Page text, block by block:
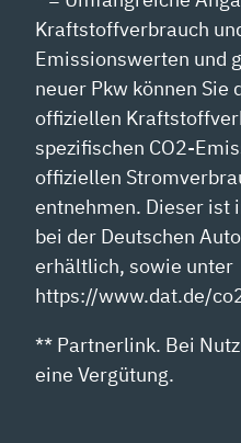
Kraftstoffverbrauch
Emissionswerten und
neuer Pkw können Sie
offiziellen
spezifischen CO2-
offiziellen
entnehmen. Dieser ist
bei der Deutschen
erhältlich, sowie unter
https://www.dat.de/
** Partnerlink. Bei
eine Vergütung.